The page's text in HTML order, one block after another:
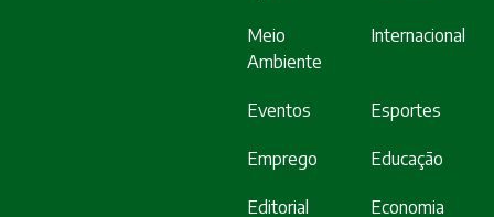
Meio
Ambiente
Internacional
Eventos Esportes
Emprego Educação
Editorial Economia